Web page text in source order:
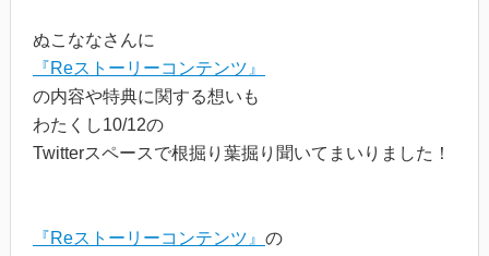
ぬこななさんに
『Reストーリーコンテンツ』
の内容や特典に関する想いも
わたくし10/12の
Twitterスペースで根掘り葉掘り聞いてまいりました！
『Reストーリーコンテンツ』 の